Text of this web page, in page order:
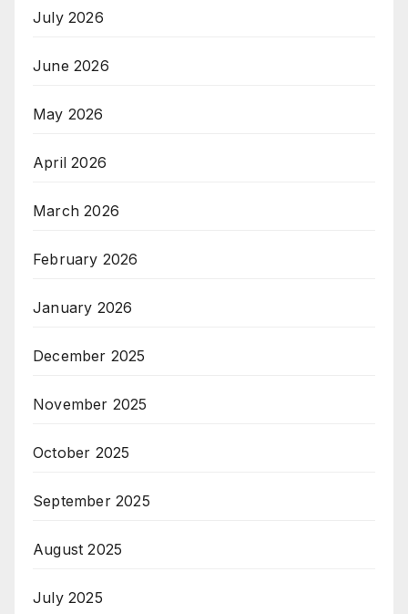
July 2026
June 2026
May 2026
April 2026
March 2026
February 2026
January 2026
December 2025
November 2025
October 2025
September 2025
August 2025
July 2025